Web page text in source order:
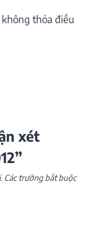
thỏa điều
xét
Các trường bắt buộc